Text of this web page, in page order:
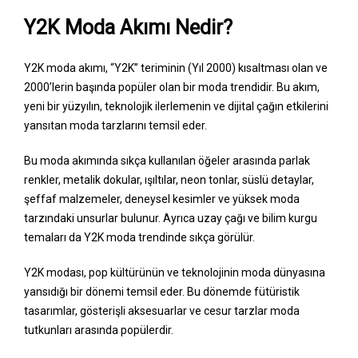
Y2K Moda Akımı Nedir?
Y2K moda akımı, “Y2K” teriminin (Yıl 2000) kısaltması olan ve
2000’lerin başında popüler olan bir moda trendidir. Bu akım,
yeni bir yüzyılın, teknolojik ilerlemenin ve dijital çağın etkilerini
yansıtan moda tarzlarını temsil eder.
Bu moda akımında sıkça kullanılan öğeler arasında parlak
renkler, metalik dokular, ışıltılar, neon tonlar, süslü detaylar,
şeffaf malzemeler, deneysel kesimler ve yüksek moda
tarzındaki unsurlar bulunur. Ayrıca uzay çağı ve bilim kurgu
temaları da Y2K moda trendinde sıkça görülür.
Y2K modası, pop kültürünün ve teknolojinin moda dünyasına
yansıdığı bir dönemi temsil eder. Bu dönemde fütüristik
tasarımlar, gösterişli aksesuarlar ve cesur tarzlar moda
tutkunları arasında popülerdir.